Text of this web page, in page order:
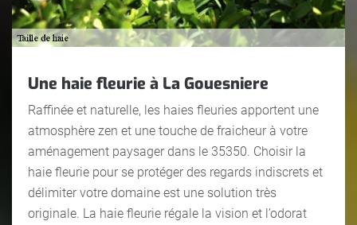
Une haie fleurie à La Gouesniere
Raffinée et naturelle, les haies fleuries apportent une
atmosphère zen et une touche de fraicheur à votre
aménagement paysager dans le 35350. Choisir la
haie fleurie pour se protéger des regards indiscrets et
délimiter votre domaine est une solution très
originale. La haie fleurie régale la vision et l’odorat